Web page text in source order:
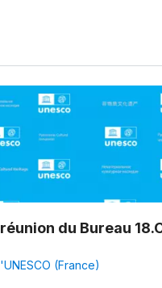
du Bureau
(France)